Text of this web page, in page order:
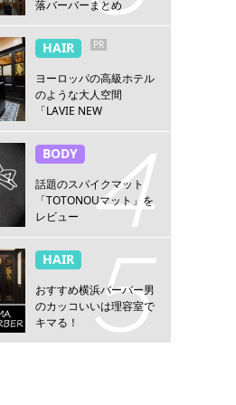
落バーバーまとめ
HAIR PR
ヨーロッパの高級ホテル
のような大人空間
「LAVIE NEW
店」
BODY
話題のスパイクマット
「TOTONOUマット」を
レビュー
HAIR
おすすめ横浜バーバー男
のカッコいいは理容室で
キマる！